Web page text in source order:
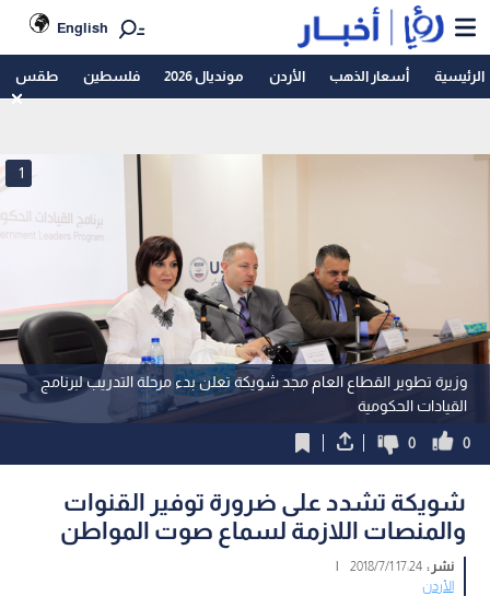
English
الرئيسية أسعار الذهب الأردن مونديال 2026 فلسطين طقس
وزيرة تطوير القطاع العام مجد شويكة تعلن بدء مرحلة التدريب لبرنامج
القيادات الحكومية
1
0
0
شويكة تشدد على ضرورة توفير القنوات
والمنصات اللازمة لسماع صوت المواطن
نشر :17:24 2018/7/1
|
الأردن